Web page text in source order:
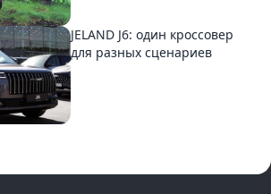
JELAND J6: один кроссовер
для разных сценариев